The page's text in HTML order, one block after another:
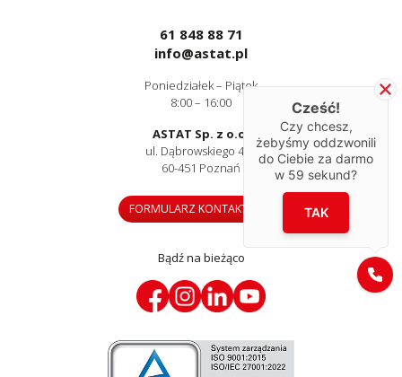
61 848 88 71
info@astat.pl
Poniedziałek – Piątek
8:00 – 16:00
ASTAT Sp. z o.o.
ul. Dąbrowskiego 441
60-451 Poznań
FORMULARZ KONTAKTOWY
Bądź na bieżąco
Cześć!
Czy chcesz,
żebyśmy oddzwonili
do Ciebie za darmo
w 59 sekund?
TAK